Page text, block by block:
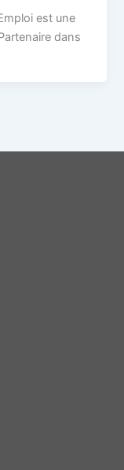
est une
dans